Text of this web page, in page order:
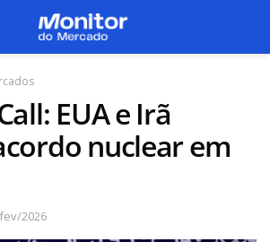
EUA e Irã
nuclear em
2026